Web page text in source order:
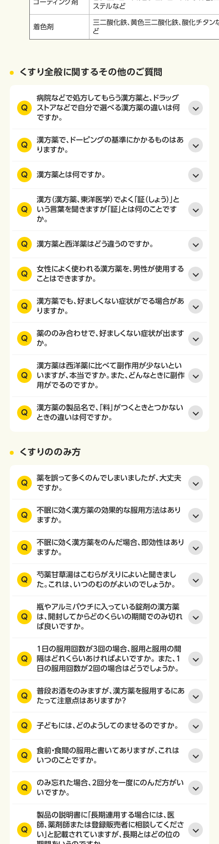
コーティング剤
ステルなど
着色剤
三二酸化鉄、黄色三二酸化鉄、酸化チタン
ど
くすり全般に関するその他のご質問
Q
病院などで処方してもらう漢方薬と、ドラッグ
ストアなどで自分で選べる漢方薬の違いは何
ですか。
Q
漢方薬で、ドーピングの基準にかかるものはあ
りますか。
Q 漢方薬とは何ですか。
Q
漢方（漢方薬、東洋医学）でよく「証（しょう）」と
いう言葉を聞きますが「証」とは何のことです
か。
Q 漢方薬と西洋薬はどう違うのですか。
Q
女性によく使われる漢方薬を、男性が使用する
ことはできますか。
Q
漢方薬でも、好ましくない症状がでる場合があ
りますか。
Q
薬ののみ合わせで、好ましくない症状が出ます
か。
Q
漢方薬は西洋薬に比べて副作用が少ないとい
いますが、本当ですか。また、どんなときに副作
用がでるのですか。
Q
漢方薬の製品名で、「料」がつくときとつかない
ときの違いは何ですか。
くすりののみ方
Q
薬を誤って多くのんでしまいましたが、大丈夫
ですか。
Q
不眠に効く漢方薬の効果的な服用方法はあり
ますか。
Q
不眠に効く漢方薬をのんだ場合、即効性はあり
ますか。
Q
芍薬甘草湯はこむらがえりによいと聞きまし
た。これは、いつのむのがよいのでしょうか。
Q
瓶やアルミパウチに入っている錠剤の漢方薬
は、開封してからどのくらいの期間でのみ切れ
ば良いですか。
Q
1日の服用回数が3回の場合、服用と服用の間
隔はどれくらいあければよいですか。 また、1
日の服用回数が2回の場合はどうでしょうか。
Q
普段お酒をのみますが、漢方薬を服用するにあ
たって注意点はありますか？
Q 子どもには、どのようしてのませるのですか。
Q
食前・食間の服用と書いてありますが、これは
いつのことですか。
Q
のみ忘れた場合、2回分を一度にのんだ方がい
いですか。
Q
製品の説明書に「長期連用する場合には、医
師、薬剤師または登録販売者に相談してくださ
い」と記載されていますが、長期とはどの位の